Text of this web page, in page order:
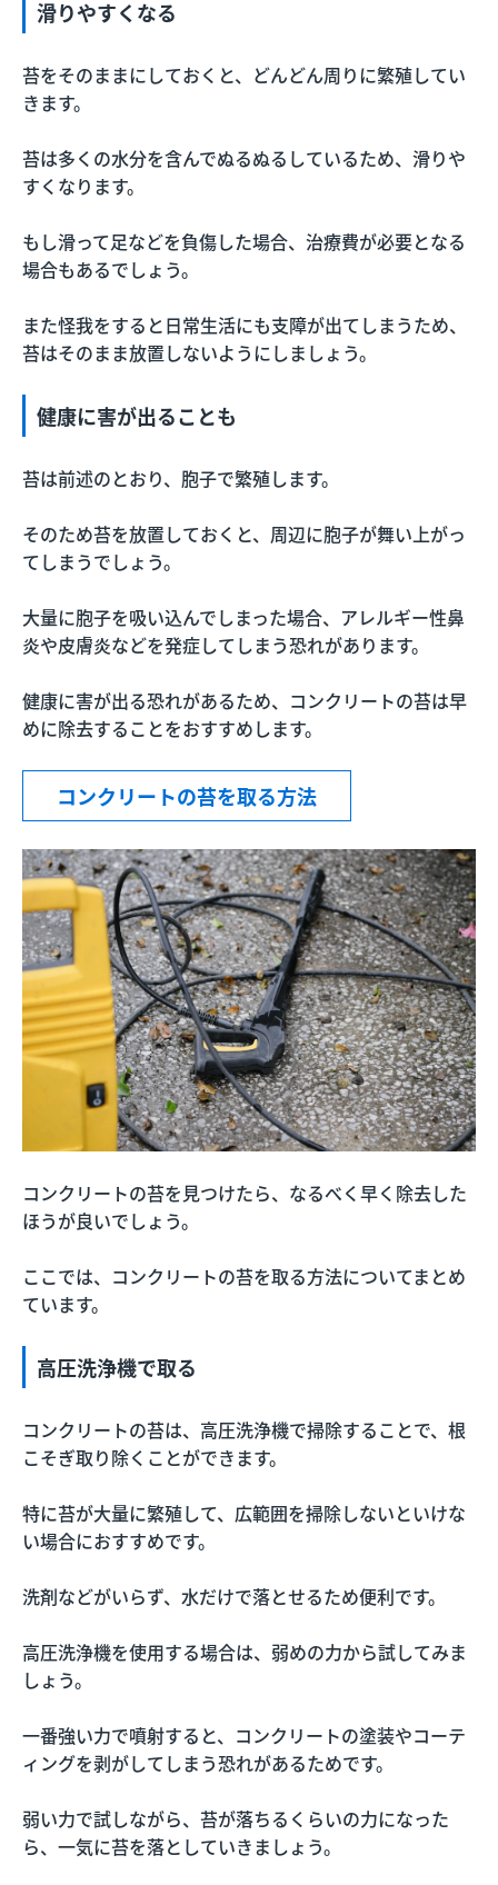
滑りやすくなる
苔をそのままにしておくと、どんどん周りに繁殖してい
きます。
苔は多くの水分を含んでぬるぬるしているため、滑りや
すくなります。
もし滑って足などを負傷した場合、治療費が必要となる
場合もあるでしょう。
また怪我をすると日常生活にも支障が出てしまうため、
苔はそのまま放置しないようにしましょう。
健康に害が出ることも
苔は前述のとおり、胞子で繁殖します。
そのため苔を放置しておくと、周辺に胞子が舞い上がっ
てしまうでしょう。
大量に胞子を吸い込んでしまった場合、アレルギー性鼻
炎や皮膚炎などを発症してしまう恐れがあります。
健康に害が出る恐れがあるため、コンクリートの苔は早
めに除去することをおすすめします。
コンクリートの苔を取る方法
コンクリートの苔を見つけたら、なるべく早く除去した
ほうが良いでしょう。
ここでは、コンクリートの苔を取る方法についてまとめ
ています。
高圧洗浄機で取る
コンクリートの苔は、高圧洗浄機で掃除することで、根
こそぎ取り除くことができます。
特に苔が大量に繁殖して、広範囲を掃除しないといけな
い場合におすすめです。
洗剤などがいらず、水だけで落とせるため便利です。
高圧洗浄機を使用する場合は、弱めの力から試してみま
しょう。
一番強い力で噴射すると、コンクリートの塗装やコーテ
ィングを剥がしてしまう恐れがあるためです。
弱い力で試しながら、苔が落ちるくらいの力になった
ら、一気に苔を落としていきましょう。